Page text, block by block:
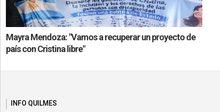
Mayra Mendoza: "Vamos a recuperar un proyecto de
país con Cristina libre"
INFO QUILMES